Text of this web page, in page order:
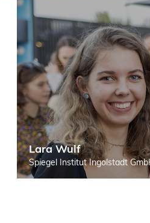
Lara Wulf
Spiegel Institut Ingolstadt